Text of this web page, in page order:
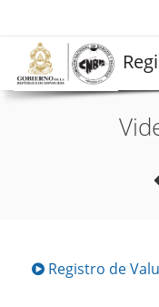
Registro de